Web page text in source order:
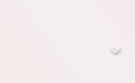
stieg er unter der